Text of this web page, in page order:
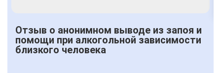
Отзыв о анонимном выводе из запоя и
помощи при алкогольной зависимости
близкого человека